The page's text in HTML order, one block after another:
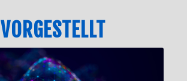
VORGESTELLT